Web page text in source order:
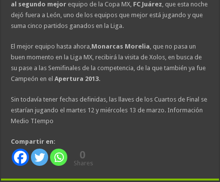
al segundo mejor equipo de la Copa MX, FC Juárez, que esta noche
dejó fuera a León, uno de los equipos que mejor está jugando y que
suma cinco partidos ganados en la Liga.
El mejor equipo hasta ahora,Monarcas Morelia, que no pasa un
buen momento en la Liga MX, recibirá la visita de Xolos, en busca de
su pase a las Semifinales de la competencia, de la que también ya fue
Campeón en elApertura 2013.
Sin todavía tener fechas definidas, las llaves de los Cuartos de Final se
estarían jugando el martes 12 y miércoles 13 de marzo. Información
Medio TIempo
Compartir en:
0
Shares